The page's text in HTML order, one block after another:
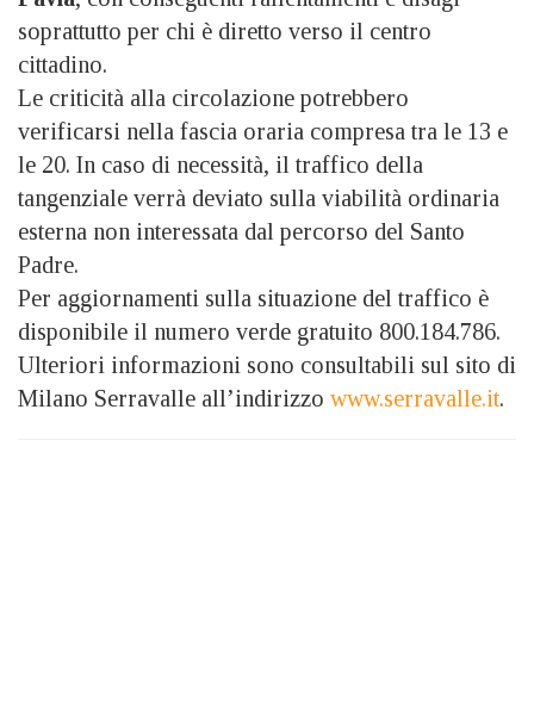
soprattutto per chi è diretto verso il centro
cittadino.
Le criticità alla circolazione potrebbero
verificarsi nella fascia oraria compresa tra le 13 e
le 20. In caso di necessità, il traffico della
tangenziale verrà deviato sulla viabilità ordinaria
esterna non interessata dal percorso del Santo
Padre.
Per aggiornamenti sulla situazione del traffico è
disponibile il numero verde gratuito 800.184.786.
Ulteriori informazioni sono consultabili sul sito di
Milano Serravalle all’indirizzo www.serravalle.it.